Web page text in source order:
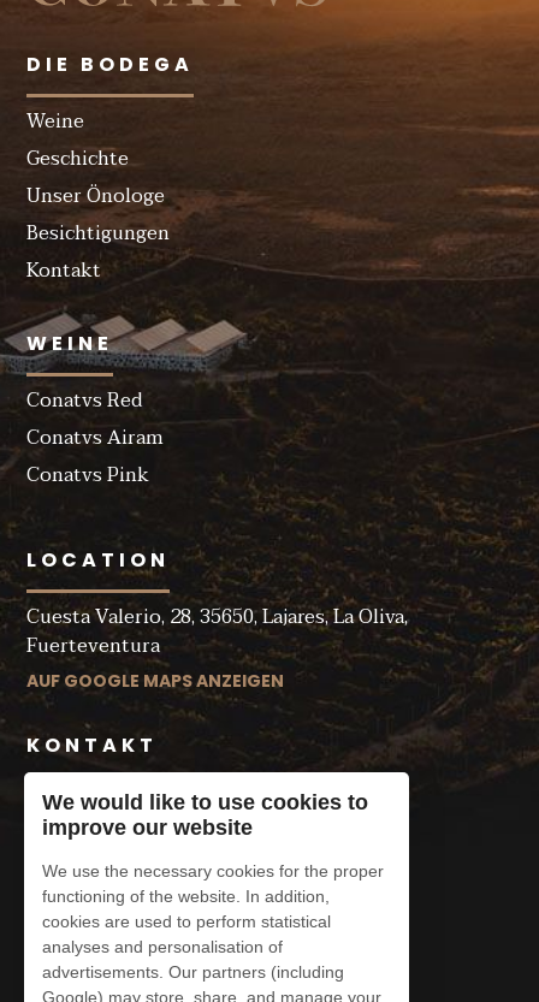
DIE BODEGA
Weine
Geschichte
Unser Önologe
Besichtigungen
Kontakt
WEINE
Conatvs Red
Conatvs Airam
Conatvs Pink
LOCATION
Cuesta Valerio, 28, 35650, Lajares, La Oliva,
Fuerteventura
AUF GOOGLE MAPS ANZEIGEN
KONTAKT
+34 620 91 45 69
contacto@conatvs.com
Legal Notice
We would like to use cookies to
improve our website
We use the necessary cookies for the proper
functioning of the website. In addition,
cookies are used to perform statistical
analyses and personalisation of
advertisements. Our partners (including
Google) may store, share, and manage your